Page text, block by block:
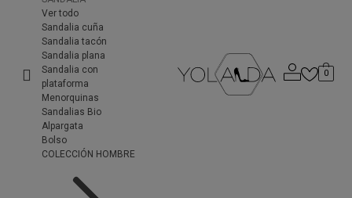
Ver todo
Sandalia cuña
Sandalia tacón
Sandalia plana
Sandalia con
plataforma
Menorquinas
Sandalias Bio
Alpargata
Bolso
COLECCIÓN HOMBRE
0